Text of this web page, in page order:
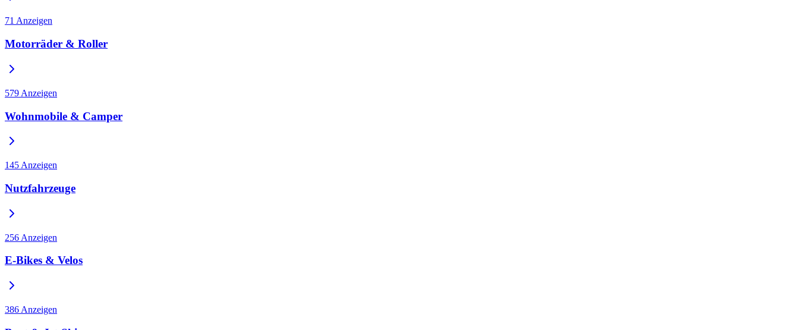
71 Anzeigen
Motorräder & Roller
579 Anzeigen
Wohnmobile & Camper
145 Anzeigen
Nutzfahrzeuge
256 Anzeigen
E-Bikes & Velos
386 Anzeigen